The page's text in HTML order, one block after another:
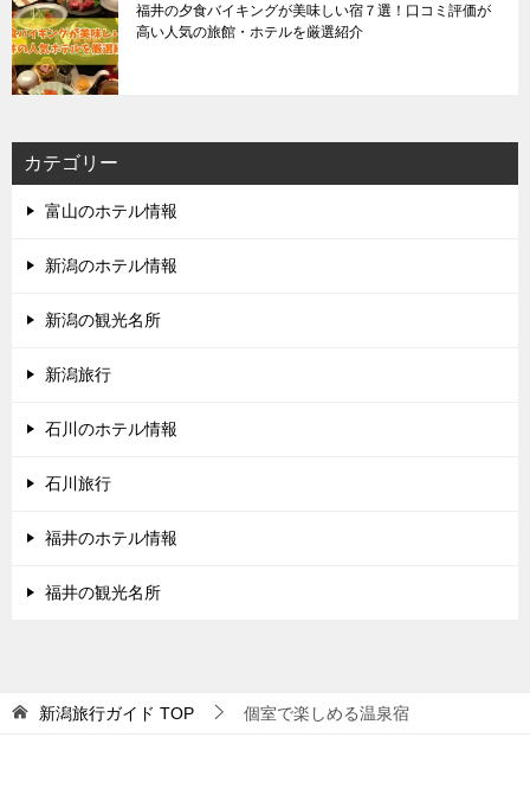
福井の夕食バイキングが美味しい宿７選！口コミ評価が
高い人気の旅館・ホテルを厳選紹介
カテゴリー
富山のホテル情報
新潟のホテル情報
新潟の観光名所
新潟旅行
石川のホテル情報
石川旅行
福井のホテル情報
福井の観光名所
新潟旅行ガイド TOP 個室で楽しめる温泉宿